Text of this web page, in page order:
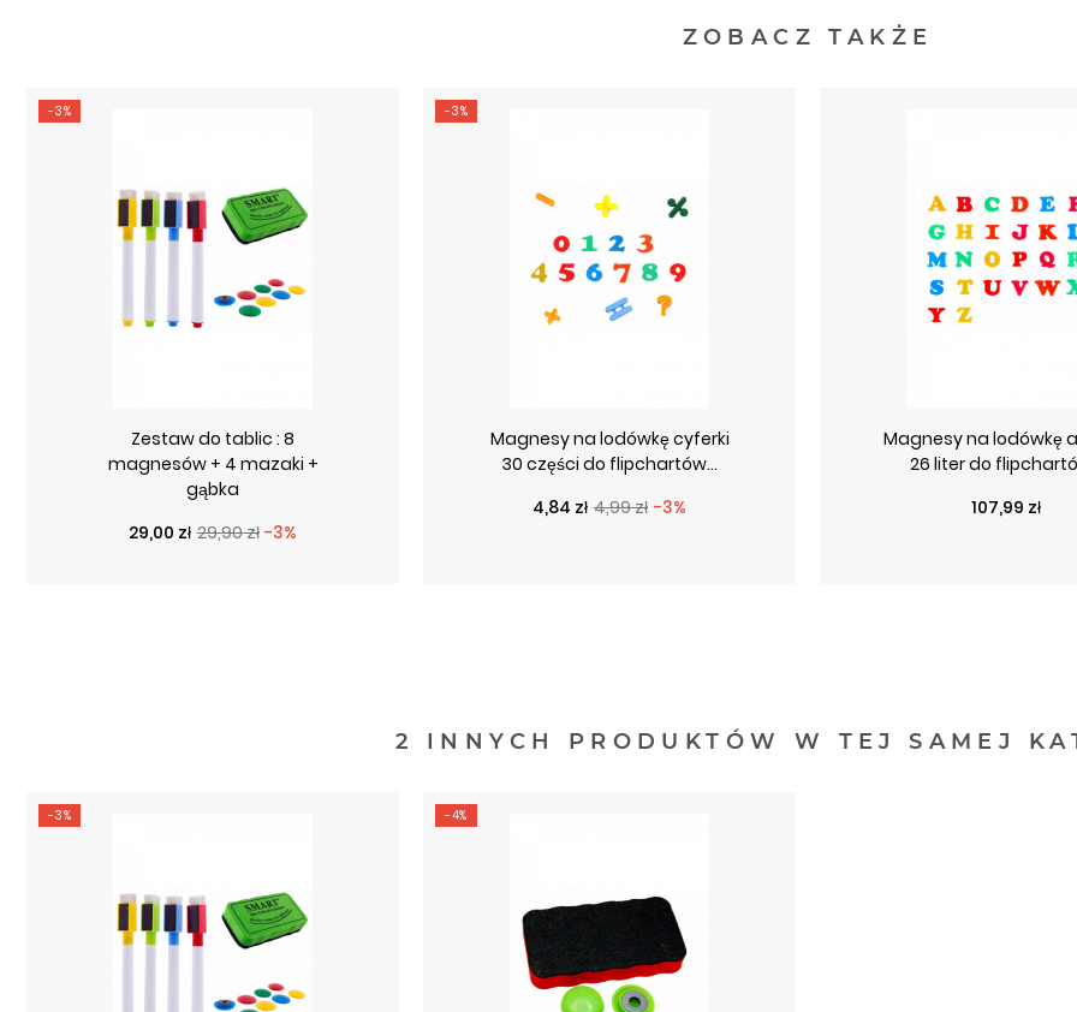
ZOBACZ TAKŻE
-3%
Zestaw do tablic : 8
magnesów + 4 mazaki +
gąbka
Cena podstawowa
29,90 zł -3%
Cena
29,00 zł
-3%
Magnesy na lodówkę cyferki
30 części do flipchartów...
Cena podstawowa
4,99 zł -3%
Cena
4,84 zł
Magnesy na lodówkę
26 liter do
Cena
107,99 zł
2 INNYCH PRODUKTÓW W TEJ SAMEJ
-3% -4%